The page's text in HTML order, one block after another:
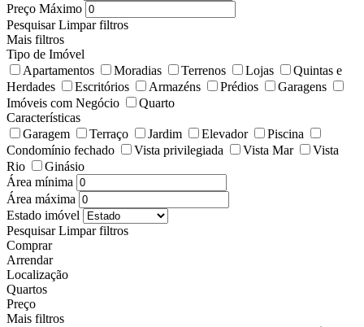
Preço Máximo
Pesquisar Limpar filtros
Mais filtros
Tipo de Imóvel
Apartamentos
Moradias Terrenos Lojas
Quintas e
Herdades
Escritórios Armazéns Prédios
Garagens
Imóveis com Negócio
Quarto
Características
Garagem
Terraço Jardim Elevador
Piscina
Condomínio fechado
Vista privilegiada Vista Mar
Vista
Rio
Ginásio
Área mínima
Área máxima
Estado imóvel
Pesquisar Limpar filtros
Comprar
Arrendar
Localização
Quartos
Preço
Mais filtros